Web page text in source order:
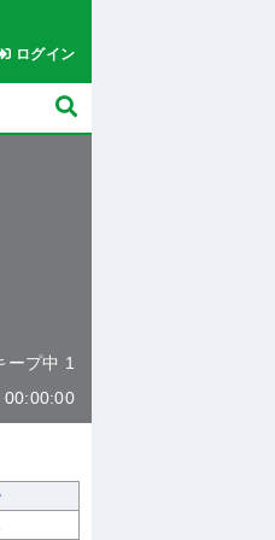
ログイン
ープ中 1
00:00:00